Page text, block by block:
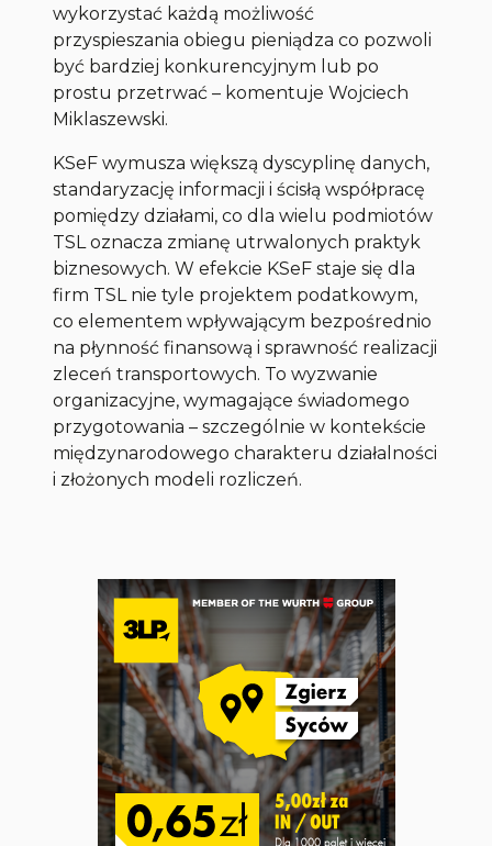
wykorzystać każdą możliwość
przyspieszania obiegu pieniądza co pozwoli
być bardziej konkurencyjnym lub po
prostu przetrwać – komentuje Wojciech
Miklaszewski.
KSeF wymusza większą dyscyplinę danych,
standaryzację informacji i ścisłą współpracę
pomiędzy działami, co dla wielu podmiotów
TSL oznacza zmianę utrwalonych praktyk
biznesowych. W efekcie KSeF staje się dla
firm TSL nie tyle projektem podatkowym,
co elementem wpływającym bezpośrednio
na płynność finansową i sprawność realizacji
zleceń transportowych. To wyzwanie
organizacyjne, wymagające świadomego
przygotowania – szczególnie w kontekście
międzynarodowego charakteru działalności
i złożonych modeli rozliczeń.